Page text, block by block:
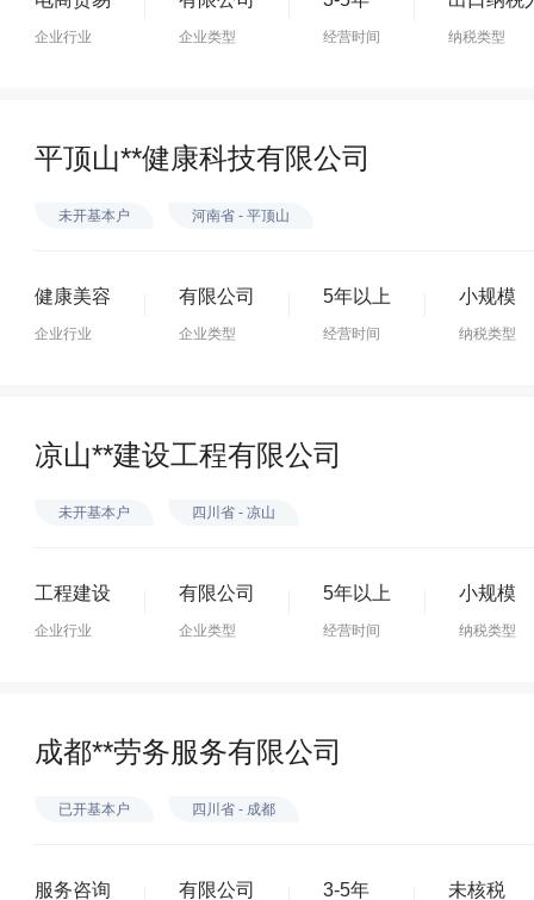
企业行业 企业类型 经营时间 纳税类型
平顶山**健康科技有限公司
未开基本户 河南省 - 平顶山
健康美容
企业行业
有限公司
企业类型
5年以上
经营时间
小规模
纳税类型
凉山**建设工程有限公司
未开基本户 四川省 - 凉山
工程建设
企业行业
有限公司
企业类型
5年以上
经营时间
小规模
纳税类型
成都**劳务服务有限公司
已开基本户 四川省 - 成都
服务咨询 有限公司 3-5年 未核税